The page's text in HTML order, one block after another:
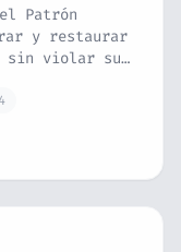
Patrón
y restaurar
sin violar su
y un
de forma